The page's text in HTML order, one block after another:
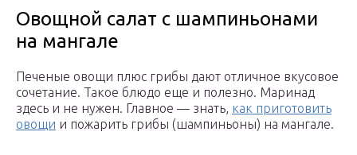
Овощной салат с шампиньонами
на мангале
Печеные овощи плюс грибы дают отличное вкусовое
сочетание. Такое блюдо еще и полезно. Маринад
здесь и не нужен. Главное — знать, как приготовить
овощи и пожарить грибы (шампиньоны) на мангале.